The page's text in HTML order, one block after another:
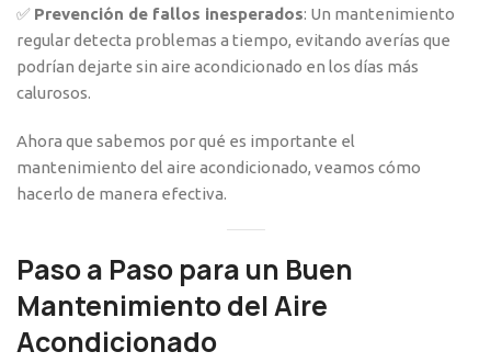
✅ Prevención de fallos inesperados: Un mantenimiento
regular detecta problemas a tiempo, evitando averías que
podrían dejarte sin aire acondicionado en los días más
calurosos.
Ahora que sabemos por qué es importante el
mantenimiento del aire acondicionado, veamos cómo
hacerlo de manera efectiva.
Paso a Paso para un Buen
Mantenimiento del Aire
Acondicionado